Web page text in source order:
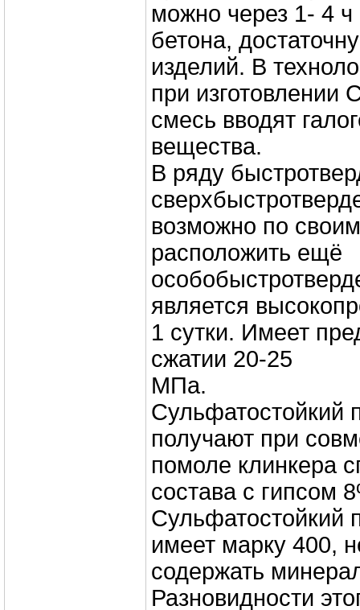
можно через 1- 4 ч
бетона,
изделий. В
при
смесь вводят
вещества.
В ряду
возможно по
расположить ещё
является
1 сутки. Имеет
сжатии 20-25
МПа.
Сульфатостойкий
получают при
помоле клинкера
состава с гипсом
Сульфатостойкий
имеет марку 400,
содержать
Разновидности